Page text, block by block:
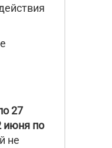
27
июня по
не